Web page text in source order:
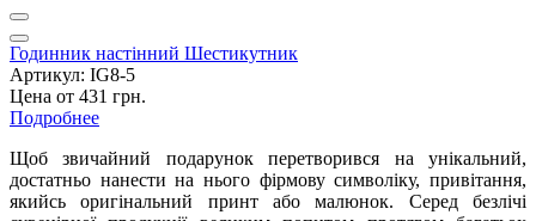
Годинник настінний Шестикутник
Артикул: IG8-5
Цена от 431 грн.
Подробнее
Щоб звичайний подарунок перетворився на унікальний,
достатньо нанести на нього фірмову символіку, привітання,
якийсь оригінальний принт або малюнок. Серед безлічі